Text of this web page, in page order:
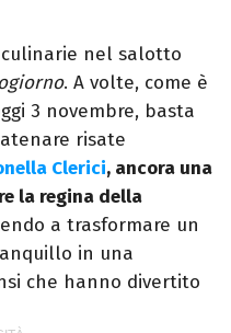
studiando all'IED
Si specializza poi in
Giornalismo e
Sapienza,
testate ed uffici
nel salotto
. A volte, come è
3 novembre, basta
risate
Clerici, ancora una
la regina della
a trasformare un
in una
che hanno divertito